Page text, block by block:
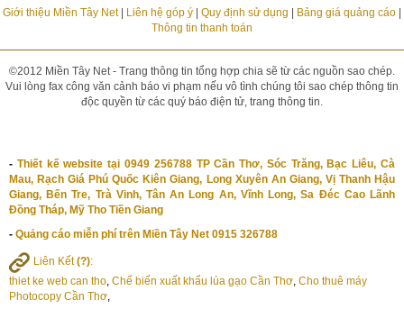
Giới thiệu Miền Tây Net| Liên hệ góp ý| Quy định sử dụng | Bảng giá quảng cáo|
Thông tin thanh toán
©2012 Miền Tây Net - Trang thông tin tổng hợp chia sẽ từ các nguồn sao chép.
Vui lòng fax công văn cảnh báo vi phạm nếu vô tình chúng tôi sao chép thông tin
độc quyền từ các quý báo điện tử, trang thông tin.
- Thiết kế website tại 0949 256788 TP Cần Thơ, Sóc Trăng, Bạc Liêu, Cà
Mau, Rạch Giá Phú Quốc Kiên Giang, Long Xuyên An Giang, Vị Thanh Hậu
Giang, Bến Tre, Trà Vinh, Tân An Long An, Vĩnh Long, Sa Đéc Cao Lãnh
Đồng Tháp, Mỹ Tho Tiền Giang
- Quảng cáo miễn phí trên Miền Tây Net 0915 326788
Liên Kết(?):
thiet ke web can tho Chế biến xuất khẩu lúa gạo Cần Thơ Cho thuê máy
Photocopy Cần Thơ